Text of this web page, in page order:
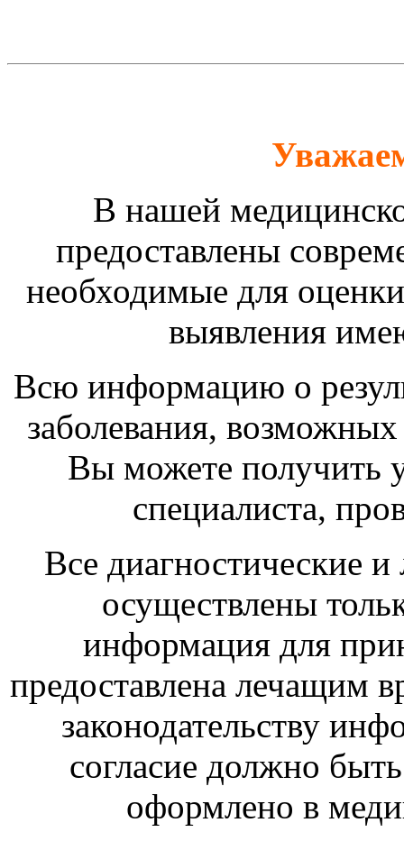
В нашей
предоставлены
необходимые для
выявления
Всю информацию о
заболевания,
Вы можете получить
специалиста,
Все диагностические
осуществлены
информация для
предоставлена лечащим
законодательству
согласие должно
оформлено в